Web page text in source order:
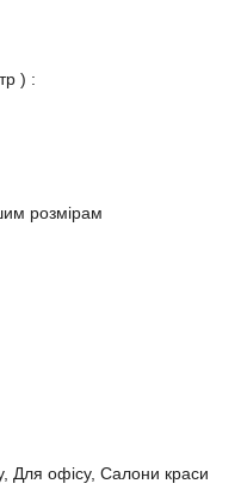
) :
розмірам
Для офісу, Салони краси